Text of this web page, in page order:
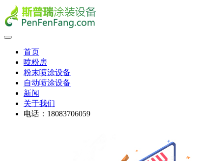
首页
喷粉房
粉末喷涂设备
自动喷涂设备
新闻
关于我们
电话：18083706059